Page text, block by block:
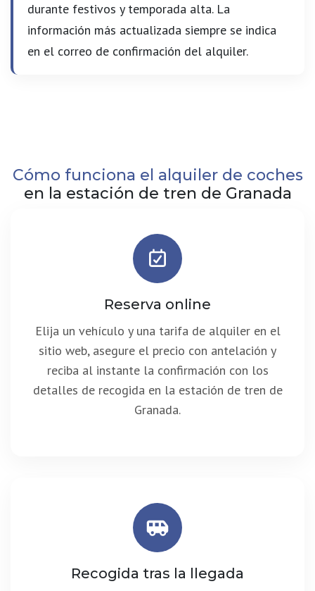
durante festivos y temporada alta. La
información más actualizada siempre se indica
en el correo de confirmación del alquiler.
Cómo funciona el alquiler de coches
en la estación de tren de Granada
Reserva online
Elija un vehículo y una tarifa de alquiler en el
sitio web, asegure el precio con antelación y
reciba al instante la confirmación con los
detalles de recogida en la estación de tren de
Granada.
Recogida tras la llegada